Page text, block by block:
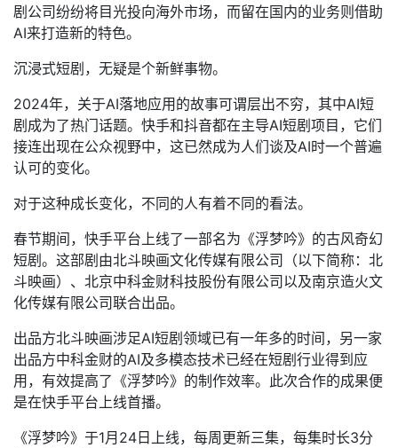
剧公司纷纷将目光投向海外市场，而留在国内的业务则借助
AI来打造新的特色。
沉浸式短剧，无疑是个新鲜事物。
2024年，关于AI落地应用的故事可谓层出不穷，其中AI短
剧成为了热门话题。快手和抖音都在主导AI短剧项目，它们
接连出现在公众视野中，这已然成为人们谈及AI时一个普遍
认可的变化。
对于这种成长变化，不同的人有着不同的看法。
春节期间，快手平台上线了一部名为《浮梦吟》的古风奇幻
短剧。这部剧由北斗映画文化传媒有限公司（以下简称：北
斗映画）、北京中科金财科技股份有限公司以及南京造火文
化传媒有限公司联合出品。
出品方北斗映画涉足AI短剧领域已有一年多的时间，另一家
出品方中科金财的AI及多模态技术已经在短剧行业得到应
用，有效提高了《浮梦吟》的制作效率。此次合作的成果便
是在快手平台上线首播。
《浮梦吟》于1月24日上线，每周更新三集，每集时长3分